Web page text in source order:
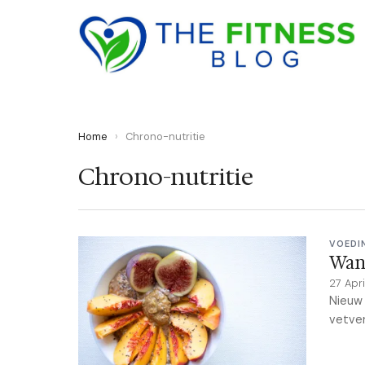
Home › Chrono-nutritie
Chrono-nutritie
27